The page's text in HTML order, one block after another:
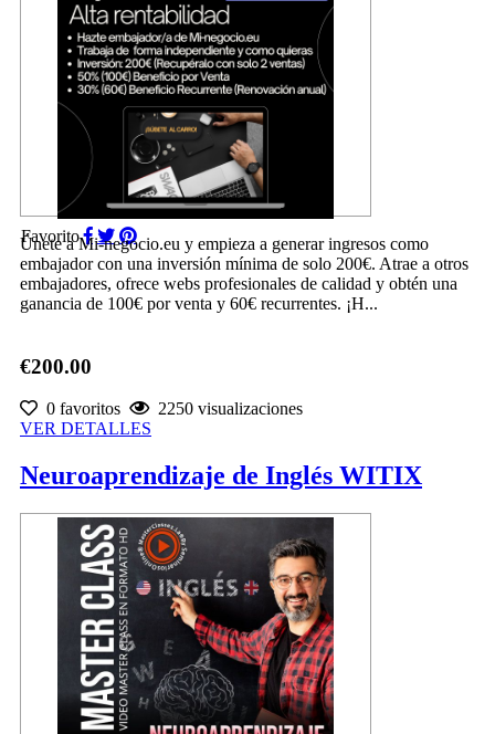
Favorito
Únete a Mi-negocio.eu y empieza a generar ingresos como
embajador con una inversión mínima de solo 200€. Atrae a otros
embajadores, ofrece webs profesionales de calidad y obtén una
ganancia de 100€ por venta y 60€ recurrentes. ¡H...
€200.00
0 favoritos
2250 visualizaciones
VER DETALLES
Neuroaprendizaje de Inglés WITIX